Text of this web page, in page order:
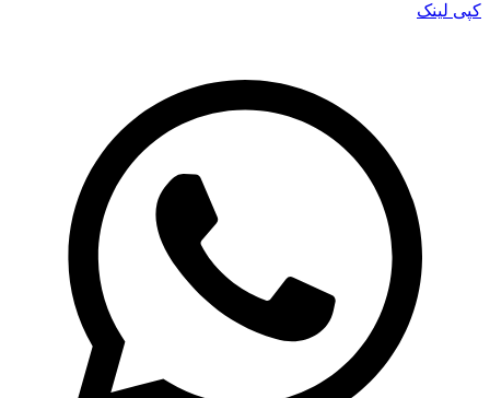
کپی لینک